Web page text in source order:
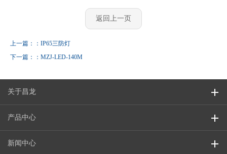
返回上一页
上一篇：：IP65三防灯
下一篇：：MZJ-LED-140M
关于昌龙
产品中心
新闻中心